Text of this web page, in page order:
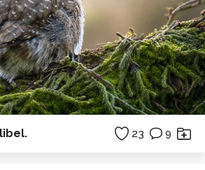
23 9